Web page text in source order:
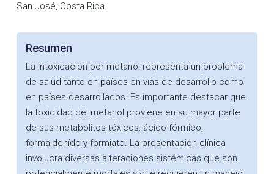
San José, Costa Rica.
Resumen
La intoxicación por metanol representa un problema
de salud tanto en países en vías de desarrollo como
en países desarrollados. Es importante destacar que
la toxicidad del metanol proviene en su mayor parte
de sus metabolitos tóxicos: ácido fórmico,
formaldehído y formiato. La presentación clínica
involucra diversas alteraciones sistémicas que son